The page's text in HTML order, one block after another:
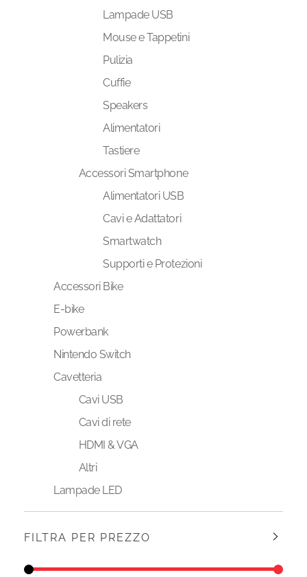
Lampade USB
Mouse e Tappetini
Pulizia
Cuffie
Speakers
Alimentatori
Tastiere
Accessori Smartphone
Alimentatori USB
Cavi e Adattatori
Smartwatch
Supporti e Protezioni
Accessori Bike
E-bike
Powerbank
Nintendo Switch
Cavetteria
Cavi USB
Cavi di rete
HDMI & VGA
Altri
Lampade LED
FILTRA PER PREZZO